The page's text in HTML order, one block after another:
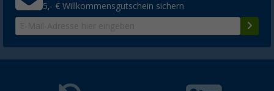
5,- € Willkommensgutschein sichern